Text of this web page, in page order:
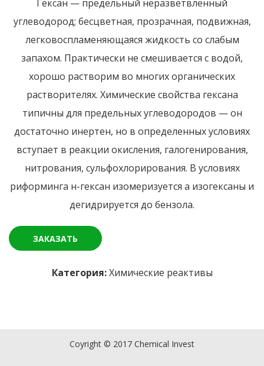
Гексан — предельный неразветвленный
углеводород; бесцветная, прозрачная, подвижная,
легковоспламеняющаяся жидкость со слабым
запахом. Практически не смешивается с водой,
хорошо растворим во многих органических
растворителях. Химические свойства гексана
типичны для предельных углеводородов — он
достаточно инертен, но в определенных условиях
вступает в реакции окисления, галогенирования,
нитрования, сульфохлорирования. В условиях
риформинга н-гексан изомеризуется а изогексаны и
дегидрируется до бензола.
ЗАКАЗАТЬ
Категория:Химические реактивы
Coyright © 2017 Chemical Invest